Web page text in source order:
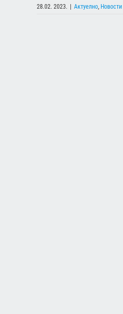
28.02. 2023. Актуелно, Новости